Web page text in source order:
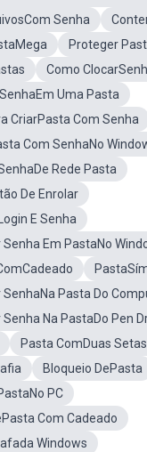
Senha
Proteger
Como
Uma Pasta
CriarPasta Com Senha
Com SenhaNo
Rede Pasta
De Enrolar
E Senha
Em PastaNo
SenhaNa Pasta Do
Na PastaDo Pen
Pasta ComDuas
Bloqueio DePasta
PC
Com Cadeado
Windows